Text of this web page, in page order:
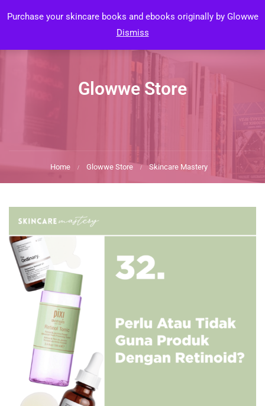
Purchase your skincare books and ebooks originally by Glowwe
Dismiss
Glowwe Store
Home Glowwe Store Skincare Mastery